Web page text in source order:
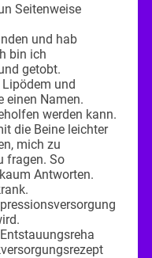
Seitenweise
und hab
bin ich
getobt.
und
einen Namen.
werden kann.
die Beine leichter
mich zu
fragen. So
Antworten.